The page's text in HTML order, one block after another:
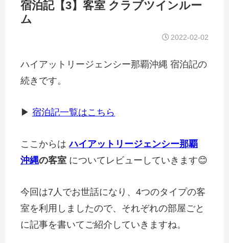
宿泊記【3】客室 クラブツインルー
ム
2022-02-02
ハイアットリージェンシー那覇沖縄 宿泊記の
続きです。
▶ 宿泊記一覧はこちら
ここからは ハイアットリージェンシー那覇
沖縄の客室 についてレビューしていきます😊
今回は7人でお世話になり、4つのタイプの客
室を利用しましたので、それぞれの部屋ごと
に記事を書いてご紹介していきますね。